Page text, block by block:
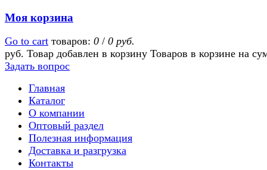
Моя корзина
Go to cart товаров: 0 / 0 руб.
руб. Товар добавлен в корзину Товаров в корзине на
Задать вопрос
Главная
Каталог
О компании
Оптовый раздел
Полезная информация
Доставка и разгрузка
Контакты